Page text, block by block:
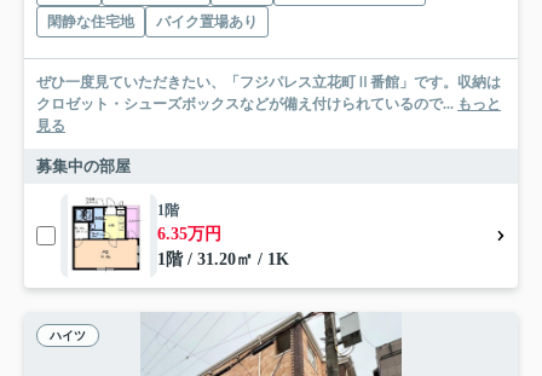
閑静な住宅地
バイク置場あり
ぜひ一度見ていただきたい、「フジパレス立花町Ⅱ番館」です。収納は
クロゼット・シューズボックスなどが備え付けられているので... もっと
見る
募集中の部屋
1階
6.35万円
1階 / 31.20㎡ / 1K
ハイツ